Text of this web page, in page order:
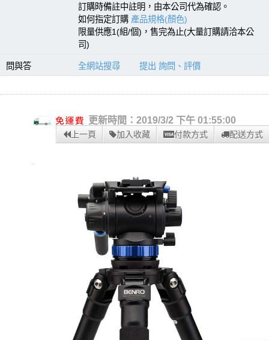
訂購時備註中註明，由本公司代為確認。
如何指定訂購 產品規格(顏色)
限量供應1(組/個)，售完為止(大量訂購請洽本公
司)
問與答 全網站搜尋 提出 詢問、評價
更新時間：2019/3/2 下午 01:55:00
上一頁 加入收藏 付款方式 配送方式